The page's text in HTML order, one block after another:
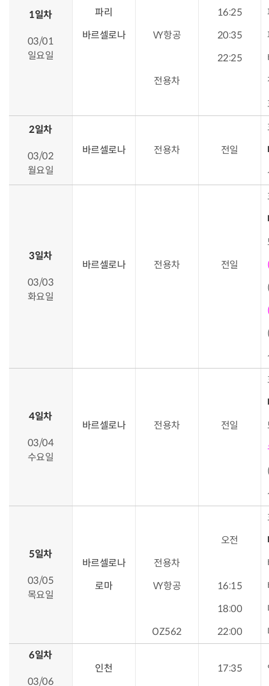
1일차
03/01
일요일
파리 16:25
바르셀로나
VY항공 20:35
22:25
전용차
2일차
03/02
월요일
바르셀로나
전용차 전일
3일차
03/03
화요일
바르셀로나
전용차 전일
4일차
03/04
수요일
바르셀로나
전용차 전일
5일차
03/05
목요일
오전
바르셀로나
전용차
로마
VY항공 16:15
18:00
OZ562
22:00
6일차
03/06
인천 17:35